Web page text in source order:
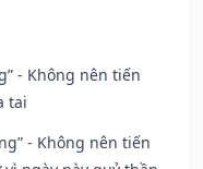
- Không nên tiến
tai
- Không nên tiến